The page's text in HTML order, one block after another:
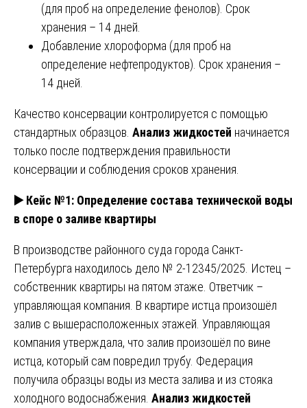
(для проб на определение фенолов). Срок
хранения – 14 дней.
Добавление хлороформа (для проб на
определение нефтепродуктов). Срок хранения –
14 дней.
Качество консервации контролируется с помощью
стандартных образцов. Анализ жидкостей начинается
только после подтверждения правильности
консервации и соблюдения сроков хранения.
▶️Кейс №1: Определение состава технической воды
в споре о заливе квартиры
В производстве районного суда города Санкт-
Петербурга находилось дело № 2-12345/2025. Истец –
собственник квартиры на пятом этаже. Ответчик –
управляющая компания. В квартире истца произошёл
залив с вышерасположенных этажей. Управляющая
компания утверждала, что залив произошёл по вине
истца, который сам повредил трубу. Федерация
получила образцы воды из места залива и из стояка
холодного водоснабжения. Анализ жидкостей